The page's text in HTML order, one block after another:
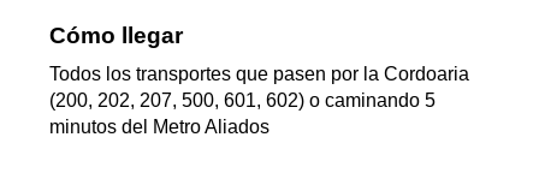
Cómo llegar
Todos los transportes que pasen por la Cordoaria
(200, 202, 207, 500, 601, 602) o caminando 5
minutos del Metro Aliados